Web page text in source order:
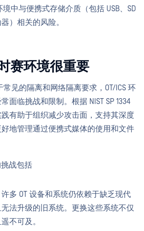
境中与便携式存储介质（包括 USB、SD
）相关的风险。
赛环境很重要
见的隔离和网络隔离要求，OT/ICS 环
面临挑战和限制。根据 NIST SP 1334
有助于组织减少攻击面，支持其深度
地管理通过便携式媒体的使用和文件
挑战包括
许多 OT 设备和系统仍依赖于缺乏现代
法升级的旧系统。更换这些系统不仅
不可及。